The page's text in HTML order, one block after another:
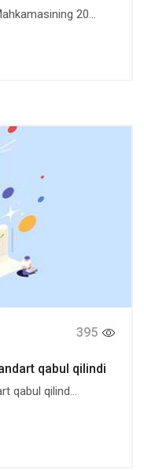
20...
395
qabul qilindi
qabul qilind...